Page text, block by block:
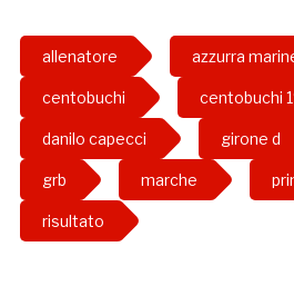
allenatore azzurra
centobuchi centobuchi
danilo capecci girone d
grb marche
risultato